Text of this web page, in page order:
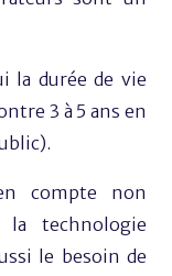
la durée de vie
3 à 5 ans en
compte non
la technologie
le besoin de